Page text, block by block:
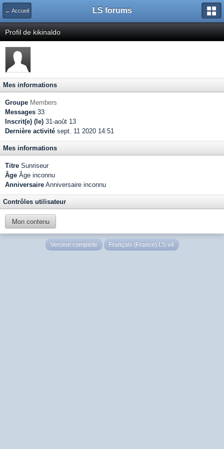
← Accueil LS forums
Profil de kikinaldo
Mes informations
Groupe Members
Messages 33
Inscrit(e) (le) 31-août 13
Dernière activité sept. 11 2020 14:51
Mes informations
Titre Sunriseur
Âge Âge inconnu
Anniversaire Anniversaire inconnu
Contrôles utilisateur
Mon contenu
Version complète Français (France) LS v4